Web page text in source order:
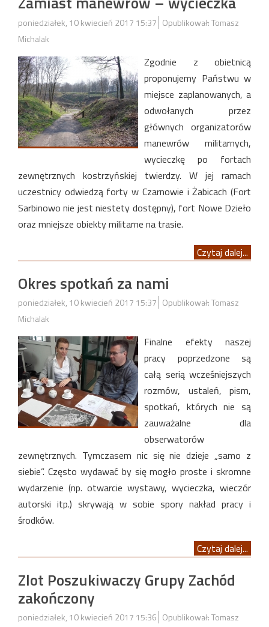
poniedziałek, 10 kwiecień 2017 15:37 Opublikował: Tomasz
Michalak
Zgodnie z obietnicą
proponujemy Państwu w
miejsce zaplanowanych, a
odwołanych przez
głównych organizatorów
manewrów militarnych,
wycieczkę po fortach
zewnętrznych kostrzyńskiej twierdzy. W jej ramach
uczestnicy odwiedzą forty w Czarnowie i Żabicach (Fort
Sarbinowo nie jest niestety dostępny), fort Nowe Dzieło
oraz mniejsze obiekty militarne na trasie.
Czytaj dalej...
Okres spotkań za nami
poniedziałek, 10 kwiecień 2017 15:37 Opublikował: Tomasz
Michalak
Finalne efekty naszej
pracy poprzedzone są
całą serią wcześniejszych
rozmów, ustaleń, pism,
spotkań, których nie są
zauważalne dla
obserwatorów
zewnętrznych. Tymczasem nic się nie dzieje „samo z
siebie”. Często wydawać by się mogło proste i skromne
wydarzenie (np. otwarcie wystawy, wycieczka, wieczór
autorski itp.) skrywają w sobie spory nakład pracy i
środków.
Czytaj dalej...
Zlot Poszukiwaczy Grupy Zachód
zakończony
poniedziałek, 10 kwiecień 2017 15:36 Opublikował: Tomasz